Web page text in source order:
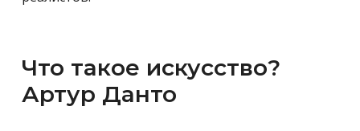
Что такое искусство?
Артур Данто